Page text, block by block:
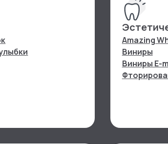
Amazing
Виниры
Виниры E-